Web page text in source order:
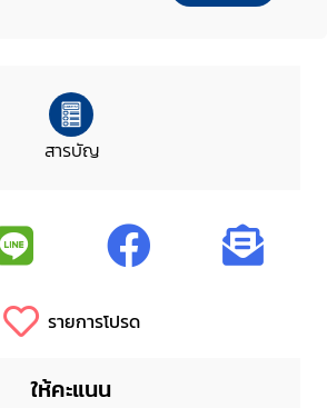
สารบัญ
รายการโปรด
ให้คะแนน